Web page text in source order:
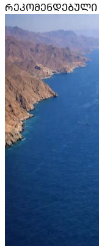
ᲠᲔᲙᲝᲛᲔᲜᲓᲔᲑᲣᲚᲘ